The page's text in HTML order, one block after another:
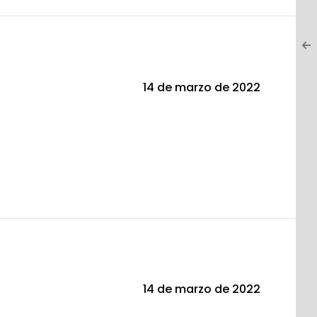
14 de marzo de 2022
14 de marzo de 2022